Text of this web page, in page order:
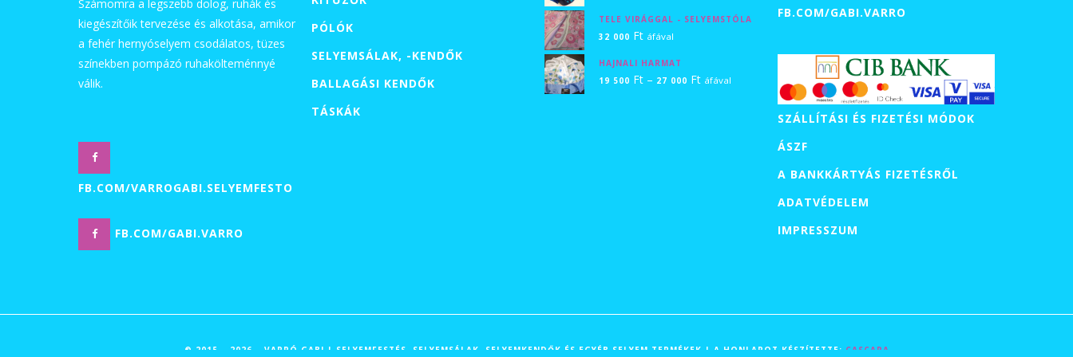
Számomra a legszebb dolog, ruhák és
kiegészítőik tervezése és alkotása, amikor
a fehér hernyóselyem csodálatos, tüzes
színekben pompázó ruhakölteménnyé
válik.
FB.COM/VARROGABI.SELYEMFESTO
FB.COM/GABI.VARRO
PÓLÓK
SELYEMSÁLAK, -KENDŐK
BALLAGÁSI KENDŐK
TÁSKÁK
TELE VIRÁGGAL - SELYEMSTÓLA
32 000 Ft áfával
HAJNALI HARMAT
19 500 Ft – 27 000 FtÁrtartomány:
áfával
FB.COM/GABI.VARRO
SZÁLLÍTÁSI ÉS FIZETÉSI MÓDOK
ÁSZF
A BANKKÁRTYÁS FIZETÉSRŐL
ADATVÉDELEM
IMPRESSZUM
© 2015 – 2026 – VARRÓ GABI | SELYEMFESTÉS, SELYEMSÁLAK, SELYEMKENDŐK ÉS EGYÉB SELYEM TERMÉKEK | A HONLAPOT KÉSZÍTETTE: CASCARA